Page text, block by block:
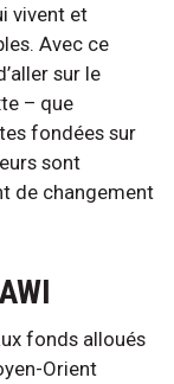
vivent et
Avec ce
sur le
– que
fondées sur
sont
de changement
fonds alloués
Orient